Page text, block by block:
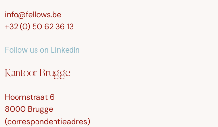
info@fellows.be
+32 (0) 50 62 36 13
Follow us on LinkedIn
Kantoor Brugge
Hoornstraat 6
8000 Brugge
(correspondentieadres)